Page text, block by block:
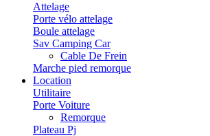
Attelage
Porte vélo attelage
Boule attelage
Sav Camping Car
Cable De Frein
Marche pied remorque
Location
Utilitaire
Porte Voiture
Remorque
Plateau Pj